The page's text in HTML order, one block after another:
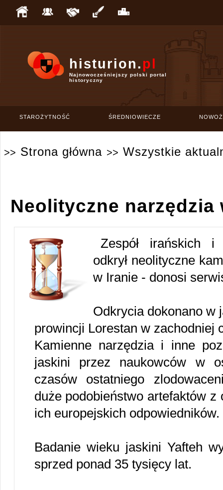
histurion.pl
Najnowocześniejszy polski portal
historyczny
STAROŻYTNOŚĆ ŚREDNIOWIECZE
>> Strona główna >> Wszystkie
Neolityczne narzędzia
Zespół irańskich i
odkrył neolityczne
w Iranie - donosi
Odkrycia dokonano w
prowincji Lorestan w zachodniej
Kamienne narzędzia i inne
jaskini przez naukowców w
czasów ostatniego
duże podobieństwo artefaktów
ich europejskich odpowiedników.
Badanie wieku jaskini Yafteh
sprzed ponad 35 tysięcy lat.